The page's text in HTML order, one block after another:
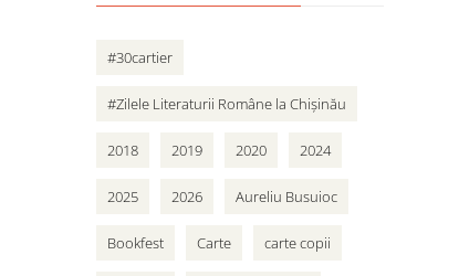
#30cartier
#Zilele Literaturii Române la Chișinău
2018 2019 2020 2024
2025 2026 Aureliu Busuioc
Bookfest Carte carte copii